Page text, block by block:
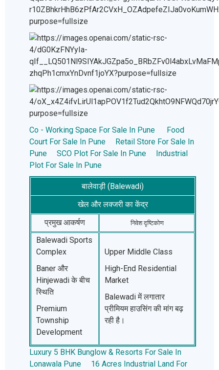
Co - Working Space For Sale In Pune
Food
Court For Sale In Pune
Retail Store For Sale In
Pune
SCO Plot For Sale In Pune
Industrial
Plot For Sale In Pune
बालेवाड़ी (Balewadi)
खेल और लक्जरी का केंद्र
प्रमुख आकर्षण
निवेश दृष्टिकोण
Balewadi Sports
Complex
Baner और
Hinjewadi के बीच
स्थिति
Premium
Township
Development
Upper Middle Class
High-End Residential
Market
Balewadi में लगातार
प्रीमियम हाउसिंग की मांग बढ़
रही है।
Luxury 5 BHK Bunglow & Resorts For Sale In
Lonawala Pune
16 Acres Industrial Land For